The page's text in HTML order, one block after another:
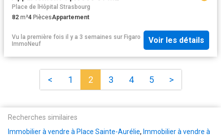
Place de lHôpital Strasbourg
82 m²4 PiècesAppartement
Vu la première fois il y a 3 semaines sur Figaro
ImmoNeuf
Voir les détails
< 1 2 3 4 5 >
Recherches similaires
Immobilier à vendre à Place Sainte-Aurélie, Immobilier à vendre à